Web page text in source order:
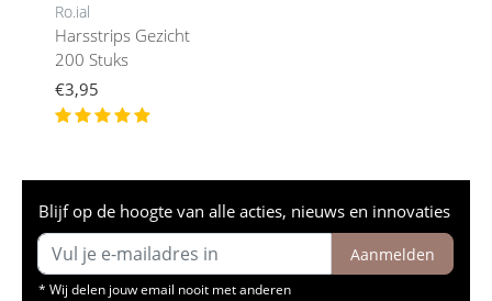
Ro.ial
Harsstrips Gezicht
200 Stuks
€3,95
Blijf op de hoogte van alle acties, nieuws en innovaties
Aanmelden
* Wij delen jouw email nooit met anderen